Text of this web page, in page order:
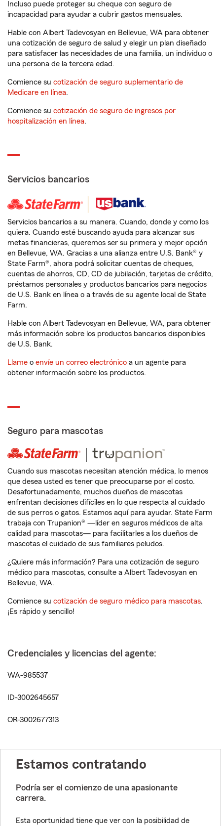
Incluso puede proteger su cheque con seguro de
incapacidad para ayudar a cubrir gastos mensuales.
Hable con Albert Tadevosyan en Bellevue, WA para obtener
una cotización de seguro de salud y elegir un plan diseñado
para satisfacer las necesidades de una familia, un individuo o
una persona de la tercera edad.
Comience su cotización de seguro suplementario de
Medicare en línea.
Comience su cotización de seguro de ingresos por
hospitalización en línea.
Servicios bancarios
Servicios bancarios a su manera. Cuando, donde y como los
quiera. Cuando esté buscando ayuda para alcanzar sus
metas financieras, queremos ser su primera y mejor opción
en Bellevue, WA. Gracias a una alianza entre U.S. Bank® y
State Farm®, ahora podrá solicitar cuentas de cheques,
cuentas de ahorros, CD, CD de jubilación, tarjetas de crédito,
préstamos personales y productos bancarios para negocios
de U.S. Bank en línea o a través de su agente local de State
Farm.
Hable con Albert Tadevosyan en Bellevue, WA, para obtener
más información sobre los productos bancarios disponibles
de U.S. Bank.
Llame o envíe un correo electrónico a un agente para
obtener información sobre los productos.
Seguro para mascotas
Cuando sus mascotas necesitan atención médica, lo menos
que desea usted es tener que preocuparse por el costo.
Desafortunadamente, muchos dueños de mascotas
enfrentan decisiones difíciles en lo que respecta al cuidado
de sus perros o gatos. Estamos aquí para ayudar. State Farm
trabaja con Trupanion® —líder en seguros médicos de alta
calidad para mascotas— para facilitarles a los dueños de
mascotas el cuidado de sus familiares peludos.
¿Quiere más información? Para una cotización de seguro
médico para mascotas, consulte a Albert Tadevosyan en
Bellevue, WA.
Comience su cotización de seguro médico para mascotas.
¡Es rápido y sencillo!
Credenciales y licencias del agente:
WA-985537
ID-3002645657
OR-3002677313
Estamos contratando
Podría ser el comienzo de una apasionante
carrera.
Esta oportunidad tiene que ver con la posibilidad de